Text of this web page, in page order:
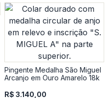
Pingente Medalha São Miguel
Arcanjo em Ouro Amarelo 18k
R$ 3.140,00